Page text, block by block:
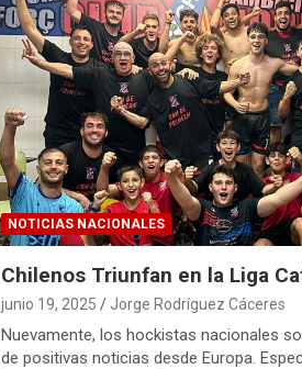
NOTICIAS NACIONALES
Chilenos Triunfan en la Liga
junio 19, 2025 Jorge Rodríguez Cáceres
Nuevamente, los hockistas nacionales
de positivas noticias desde Europa.